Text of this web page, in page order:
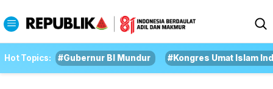
Hot Topics: #Gubernur BI Mundur #Kongres Umat Islam